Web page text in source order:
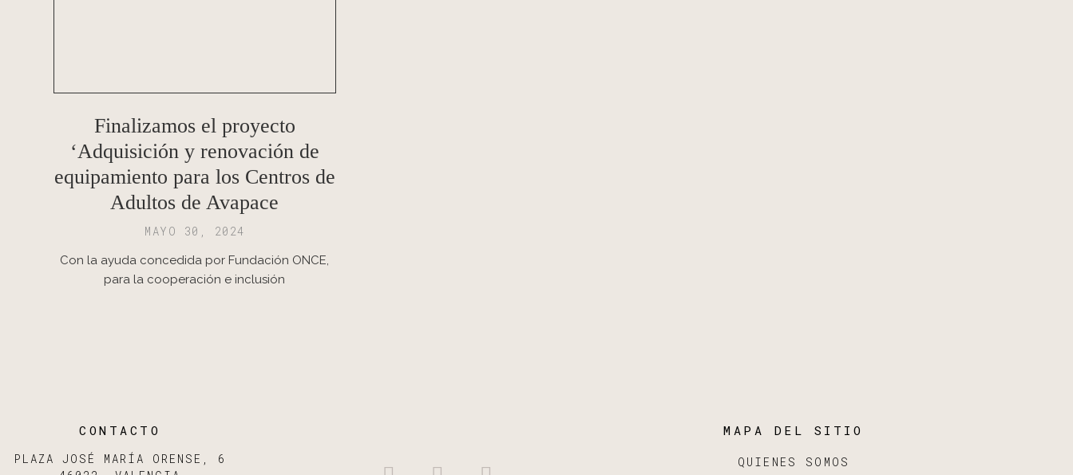
Finalizamos el proyecto
‘Adquisición y renovación de
equipamiento para los Centros de
Adultos de Avapace
MAYO 30, 2024
Con la ayuda concedida por Fundación ONCE,
para la cooperación e inclusión
CONTACTO
PLAZA JOSÉ MARÍA ORENSE, 6
MAPA DEL SITIO
QUIENES SOMOS